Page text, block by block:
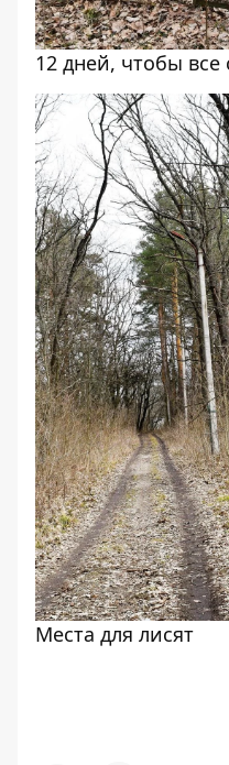
12 дней, чтобы все
Места для лисят